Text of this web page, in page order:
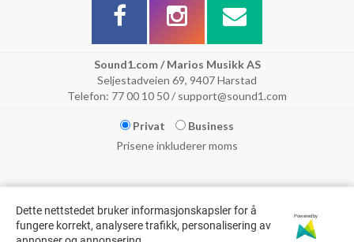
Sound1.com / Marios Musikk AS
Seljestadveien 69, 9407 Harstad
Telefon: 77 00 10 50 / support@sound1.com
Privat
Business
Prisene inkluderer moms
Dette nettstedet bruker informasjonskapsler for å
fungere korrekt, analysere trafikk, personalisering av
Powered by